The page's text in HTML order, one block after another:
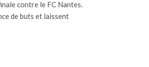
contre le FC Nantes.
de buts et laissent